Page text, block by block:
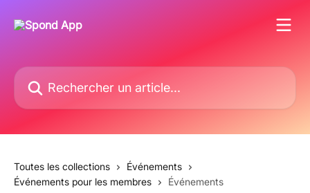
Rechercher un article...
Toutes les collections
Événements
Événements pour les membres
Événements